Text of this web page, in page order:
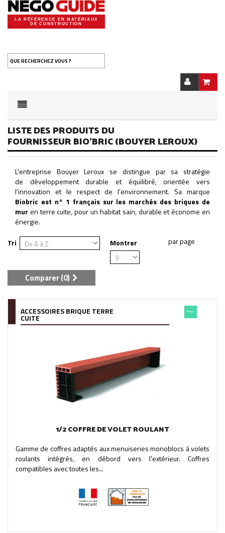
LA RÉFÉRENCE EN MATÉRIAUX
DE CONSTRUCTION
QUE RECHERCHEZ VOUS ?
LISTE DES PRODUITS DU
FOURNISSEUR BIO'BRIC (BOUYER LEROUX)
L'entreprise Bouyer Leroux se distingue par sa stratégie
de développement durable et équilibré, orientée vers
l’innovation et le respect de l’environnement. Sa marque
Biobric est n° 1 français sur les marchés des briques de
mur en terre cuite, pour un habitat sain, durable et économe en
énergie.
Tri
Montrer
Comparer (0)
ACCESSOIRES BRIQUE TERRE
CUITE
1/2 COFFRE DE VOLET ROULANT
Gamme de coffres adaptés aux menuiseries monoblocs à volets
roulants intégrés, en débord vers l'extérieur. Coffres
compatibles avec toutes les...